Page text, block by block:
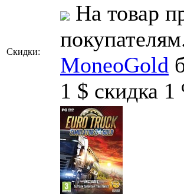
Скидки:
На товар
MoneoGold
1 $ скидка 1